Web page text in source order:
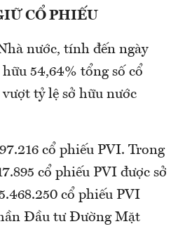
CỔ PHIẾU
nước, tính đến ngày
54,64% tổng số cổ
tỷ lệ sở hữu nước
cổ phiếu PVI. Trong
cổ phiếu PVI được sở
cổ phiếu PVI
Đầu tư Đường Mặt